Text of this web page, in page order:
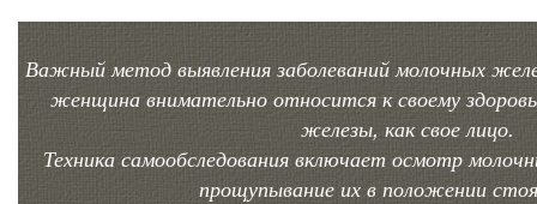
Важный метод выявления заболеваний молочных
женщина внимательно относится к своему
железы, как свое лицо.
Техника самообследования включает осмотр
прощупывание их в положении